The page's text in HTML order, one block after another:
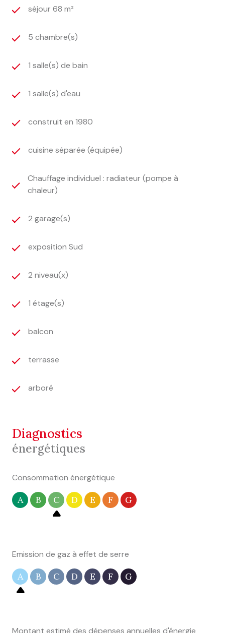
séjour 68 m²
5 chambre(s)
1 salle(s) de bain
1 salle(s) d'eau
construit en 1980
cuisine séparée (équipée)
Chauffage individuel : radiateur (pompe à
chaleur)
2 garage(s)
exposition Sud
2 niveau(x)
1 étage(s)
balcon
terrasse
arboré
diagnostics
énergétiques
Consommation énergétique
A B C D E F G
Emission de gaz à effet de serre
A B C D E F G
Montant estimé des dépenses annuelles d'énergie